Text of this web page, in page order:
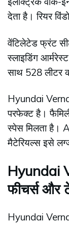
देता है। रियर
वेंटिलेटेड फ्रंट
स्लाइडिंग
साथ 528 लीटर
Hyundai
परफेक्ट है।
स्पेस मिलता है।
मैटेरियल्स इसे
Hyundai
फीचर्स और
Hyundai